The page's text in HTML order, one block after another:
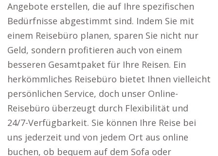
Angebote erstellen, die auf Ihre spezifischen
Bedürfnisse abgestimmt sind. Indem Sie mit
einem Reisebüro planen, sparen Sie nicht nur
Geld, sondern profitieren auch von einem
besseren Gesamtpaket für Ihre Reisen. Ein
herkömmliches Reisebüro bietet Ihnen vielleicht
persönlichen Service, doch unser Online-
Reisebüro überzeugt durch Flexibilität und
24/7-Verfügbarkeit. Sie können Ihre Reise bei
uns jederzeit und von jedem Ort aus online
buchen, ob bequem auf dem Sofa oder